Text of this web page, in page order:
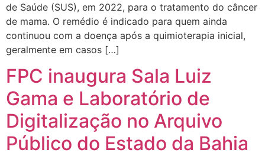
de Saúde (SUS), em 2022, para o tratamento do câncer
de mama. O remédio é indicado para quem ainda
continuou com a doença após a quimioterapia inicial,
geralmente em casos […]
FPC inaugura Sala Luiz
Gama e Laboratório de
Digitalização no Arquivo
Público do Estado da Bahia